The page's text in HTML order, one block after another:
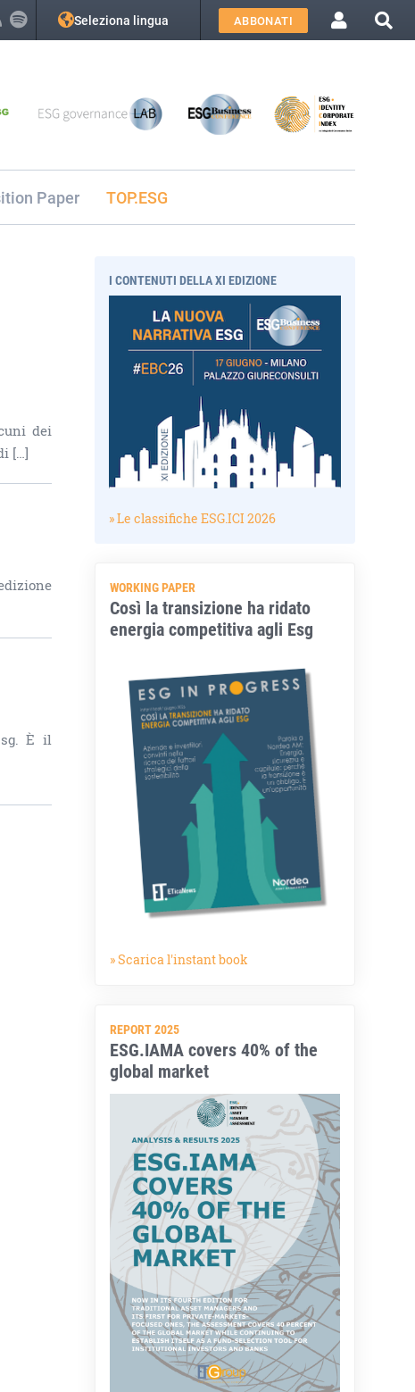
Seleziona lingua ABBONATI
Paper TOP.ESG
dei
[…]
È il
I CONTENUTI DELLA XI EDIZIONE
» Le classifiche ESG.ICI 2026
WORKING PAPER
Così la transizione ha ridato
energia competitiva agli Esg
» Scarica l'instant book
REPORT 2025
ESG.IAMA covers 40% of the
global market